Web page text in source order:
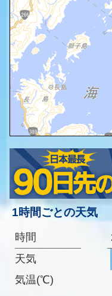
1時間ごとの天気
時間
天気
気温(℃)